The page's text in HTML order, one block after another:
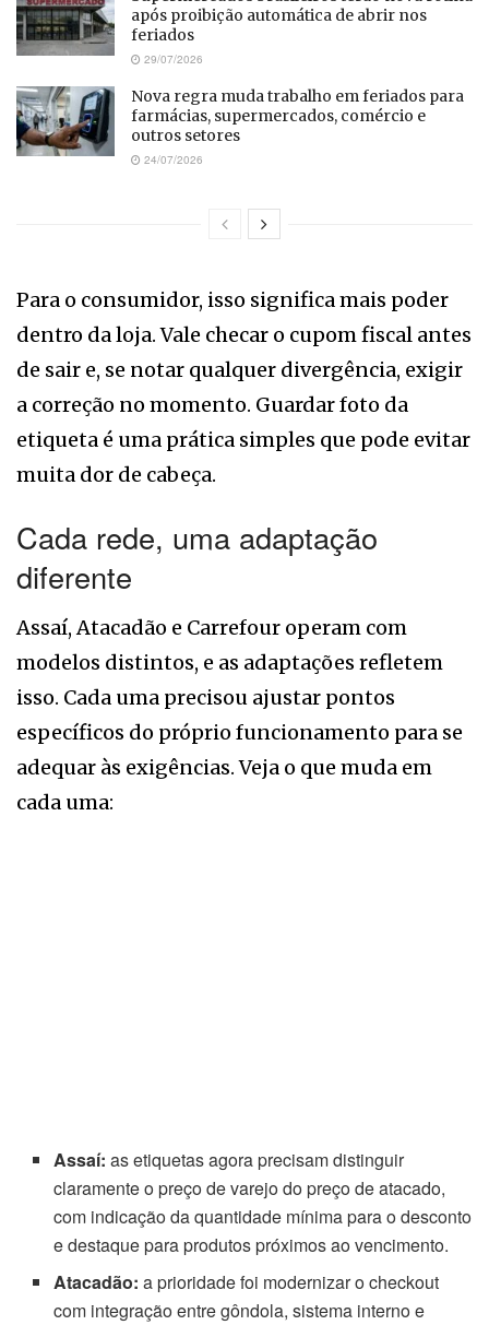
após proibição automática de abrir nos
feriados
29/07/2026
Nova regra muda trabalho em feriados para
farmácias, supermercados, comércio e
outros setores
24/07/2026
Para o consumidor, isso significa mais poder
dentro da loja. Vale checar o cupom fiscal antes
de sair e, se notar qualquer divergência, exigir
a correção no momento. Guardar foto da
etiqueta é uma prática simples que pode evitar
muita dor de cabeça.
Cada rede, uma adaptação
diferente
Assaí, Atacadão e Carrefour operam com
modelos distintos, e as adaptações refletem
isso. Cada uma precisou ajustar pontos
específicos do próprio funcionamento para se
adequar às exigências. Veja o que muda em
cada uma:
Assaí: as etiquetas agora precisam distinguir
claramente o preço de varejo do preço de atacado,
com indicação da quantidade mínima para o desconto
e destaque para produtos próximos ao vencimento.
Atacadão: a prioridade foi modernizar o checkout
com integração entre gôndola, sistema interno e